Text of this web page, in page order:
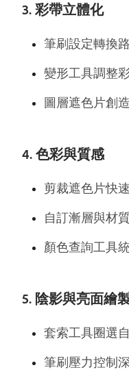
3. 彩帶立體化
筆刷設定轉換
變形工具調整
圖層遮色片創
4. 色彩與質感
剪裁遮色片快
自訂漸層與材
顏色查詢工具
5. 陰影與亮面繪
套索工具圈選
筆刷壓力控制